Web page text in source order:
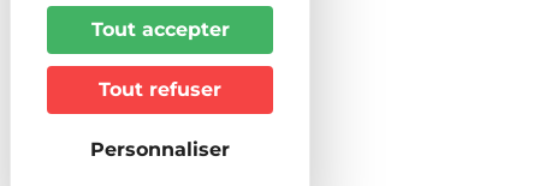
Animaux acceptés
Admis
Formules de visites
Visite libre
Tout accepter
Tout refuser
Personnaliser